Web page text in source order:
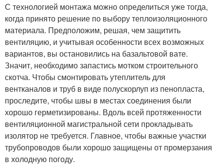
С технологией монтажа можно определиться уже тогда,
когда принято решение по выбору теплоизоляционного
материала. Предположим, решая, чем защитить
вентиляцию, и учитывая особенности всех возможных
вариантов, вы остановились на базальтовой вате.
Значит, необходимо запастись мотком строительного
скотча. Чтобы смонтировать утеплитель для
вентканалов и труб в виде полускорлуп из пенопласта,
проследите, чтобы швы в местах соединения были
хорошо герметизированы. Вдоль всей протяженности
вентиляционной магистральной сети прокладывать
изолятор не требуется. Главное, чтобы важные участки
трубопроводов были хорошо защищены от промерзания
в холодную погоду.